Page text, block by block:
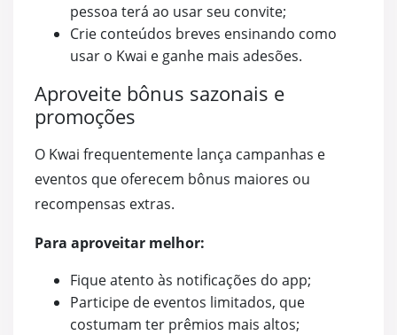
pessoa terá ao usar seu convite;
Crie conteúdos breves ensinando como
usar o Kwai e ganhe mais adesões.
Aproveite bônus sazonais e
promoções
O Kwai frequentemente lança campanhas e
eventos que oferecem bônus maiores ou
recompensas extras.
Para aproveitar melhor:
Fique atento às notificações do app;
Participe de eventos limitados, que
costumam ter prêmios mais altos;